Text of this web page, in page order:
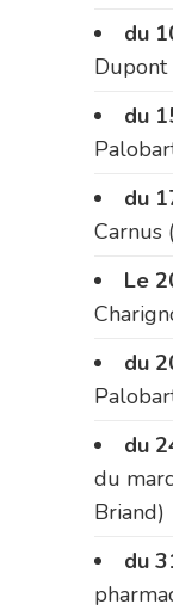
du
du
du
Carnus
Le
du
du
du
Briand)
du